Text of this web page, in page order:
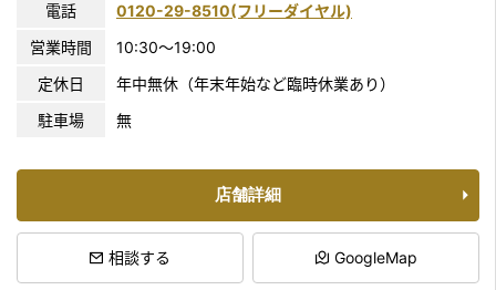
電話
0120-29-8510(フリーダイヤル)
営業時間
10:30〜19:00
定休日
年中無休（年末年始など臨時休業あり）
駐車場
無
店舗詳細
相談する GoogleMap